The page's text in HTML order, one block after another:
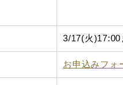
3/17(火)17:00
お申込みフォ